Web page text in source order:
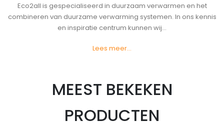
Eco2all is gespecialiseerd in duurzaam verwarmen en het
combineren van duurzame verwarming systemen. In ons kennis
en inspiratie centrum kunnen wij...
Lees meer...
MEEST BEKEKEN
PRODUCTEN